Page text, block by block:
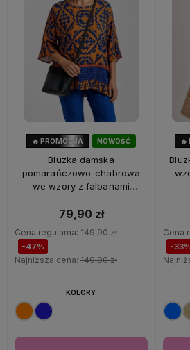
NOWOŚĆ
🔥 PROMOCJA
Bluzka damska
pomarańczowo-chabrowa
we wzory z falbanami
79,90 zł
Cena regularna: 149,90 zł
-47%
Najniższa cena: 149,90 zł
KOLORY:
🔥
Cena
-33%